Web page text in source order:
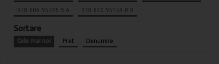
978-606-95726-9-6 978-630-95153-0-8
Sortare
Cele mai noi Pret Denumire